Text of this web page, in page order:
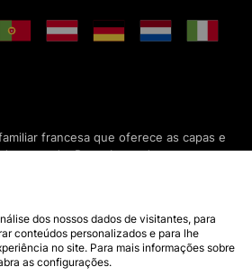
francesa que oferece as capas e
mercado. Descubra todas as nossas
protecções de ecrã e acessórios
computador ou relógio conectado.
novidades todos os dias para lhe
de escolha. Mais de 600.000 clientes
já confiam na Dealy. Se tiver
equipa está disponível 7 dias por
dos nossos dados de visitantes, para
conteúdos personalizados e para lhe
no site. Para mais informações sobre
as configurações.